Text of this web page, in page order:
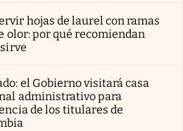
hojas de laurel con ramas
olor: por qué recomiendan
el Gobierno visitará casa
administrativo para
de los titulares de